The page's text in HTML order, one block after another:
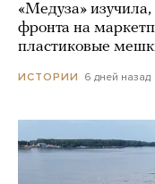
«Медуза»
фронта на
пластиковые
ИСТОРИИ 6 дней назад